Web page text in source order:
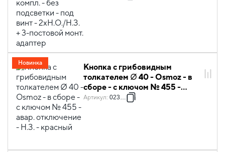
Кнопка с грибовидным
толкателем ∅ 40 - Osmoz - в
сборе - с ключом № 455 -
авар. отключение - Н.З. -
Артикул: 023722
Новинка